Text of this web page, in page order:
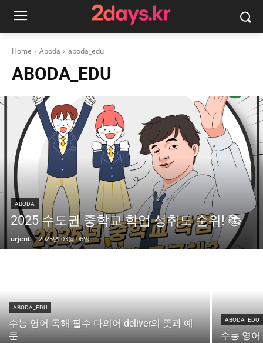
Home Aboda aboda_edu
ABODA_EDU
ABODA
2025 수도권 중학교 학업 성취도 순위! 📚
urjent - 2025년 03월 06일
ABODA_EDU
수능 영어 독해 필수 다의어 deliver의 뜻과 예
문
ABODA_EDU
수능 영